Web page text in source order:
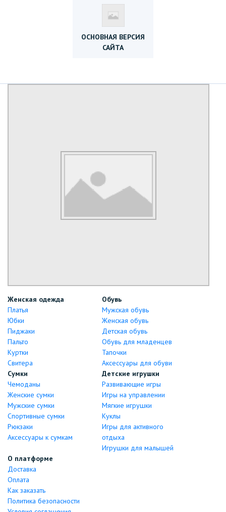
ОСНОВНАЯ ВЕРСИЯ
САЙТА
Женская одежда
Платья
Юбки
Пиджаки
Пальто
Куртки
Свитера
Обувь
Мужская обувь
Женская обувь
Детская обувь
Обувь для младенцев
Тапочки
Аксессуары для обуви
Сумки
Чемоданы
Женские сумки
Мужские сумки
Спортивные сумки
Рюкзаки
Аксессуары к сумкам
Детские игрушки
Развивающие игры
Игры на управлении
Мягкие игрушки
Куклы
Игры для активного
отдыха
Игрушки для малышей
О платформе
Доставка
Оплата
Как заказать
Политика безопасности